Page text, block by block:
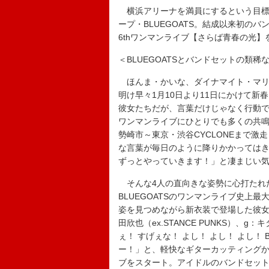
横浜アリーナを満員にするという目
ープ・BLUEGOATS。結成以来初のバ
6thワンマンライブ【さらば青春の光】
＜BLUEGOATSとバンドセットの類稀
ほんま・かいな、ダイナマイト・マ
明け早々1月10日より11日にかけて新
彼女たちだが、言葉だけじゃなく行動
ワンマンライブにひとりでも多くの共
勢崎市～東京・渋谷CYCLONEまで激
な言葉が毎日のように降りかかっては
ずっとやっていきます！」と凄まじい
そんな4人の直向きな姿勢に心打たれ
BLUEGOATSのワンマンライブ史上最
姿を見つめながら新衣装で登場した彼
田欣也（ex.STANCE PUNKS）、g：
ぇ！ すげぇな！ よし！ よし！ よし！
ー！」と、軽快なギターカッティング
ブをスタート。アイドルのバンドセッ